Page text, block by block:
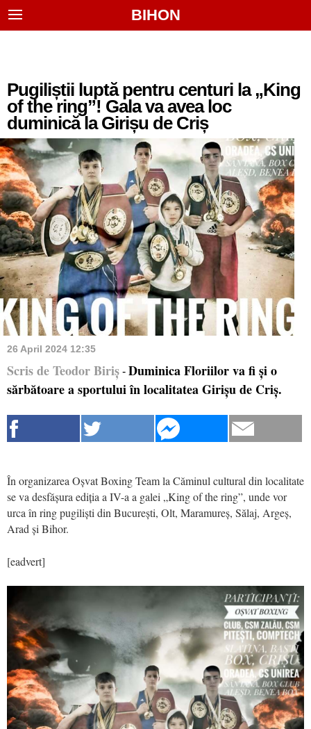
BIHON
Pugiliștii luptă pentru centuri la „King
of the ring”! Gala va avea loc
duminică la Girișu de Criș
26 April 2024 12:35
Scris de Teodor Biriș - Duminica Floriilor va fi și o
sărbătoare a sportului în localitatea Girișu de Criș.
În organizarea Oșvat Boxing Team la Căminul cultural din localitate
se va desfășura ediția a IV-a a galei „King of the ring”, unde vor
urca în ring pugiliști din București, Olt, Maramureș, Sălaj, Argeș,
Arad și Bihor.
[eadvert]